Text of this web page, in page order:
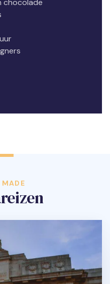
chocolade